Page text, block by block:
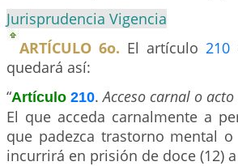
Jurisprudencia Vigencia
ARTÍCULO 6o. El artículo 210
quedará así:
“Artículo210.Acceso carnal o
El que acceda carnalmente a
que padezca trastorno mental
incurrirá en prisión de doce (12)